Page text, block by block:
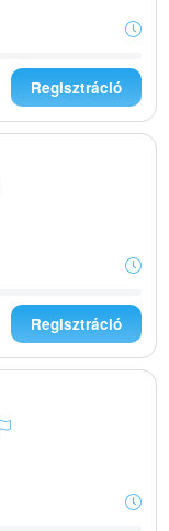
Regisztráció
Regisztráció